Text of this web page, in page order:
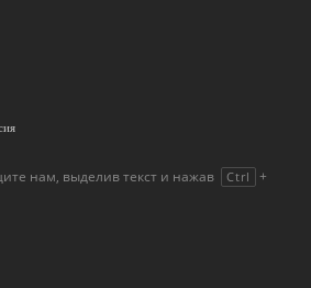
нам, выделив текст и нажав Ctrl +